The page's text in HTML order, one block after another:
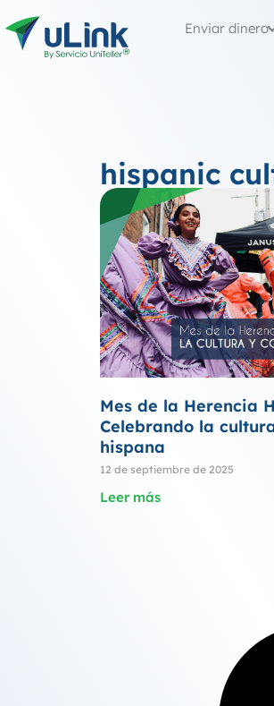
Enviar dinero
hispanic
Mes de la Herencia
Celebrando la
hispana
12 de septiembre de 2025
Leer más